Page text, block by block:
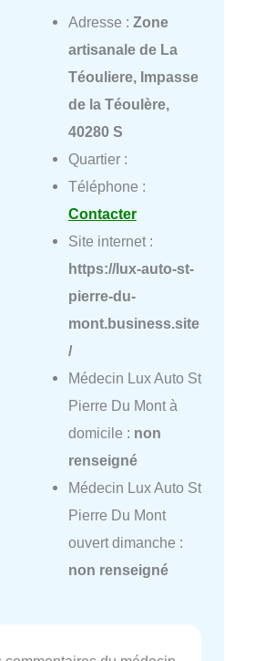
Adresse : Zone
artisanale de La
Téouliere, Impasse
de la Téoulère,
40280 S
Quartier :
Téléphone :
Contacter
Site internet :
https://lux-auto-st-
pierre-du-
mont.business.site
/
Médecin Lux Auto St
Pierre Du Mont à
domicile : non
renseigné
Médecin Lux Auto St
Pierre Du Mont
ouvert dimanche :
non renseigné